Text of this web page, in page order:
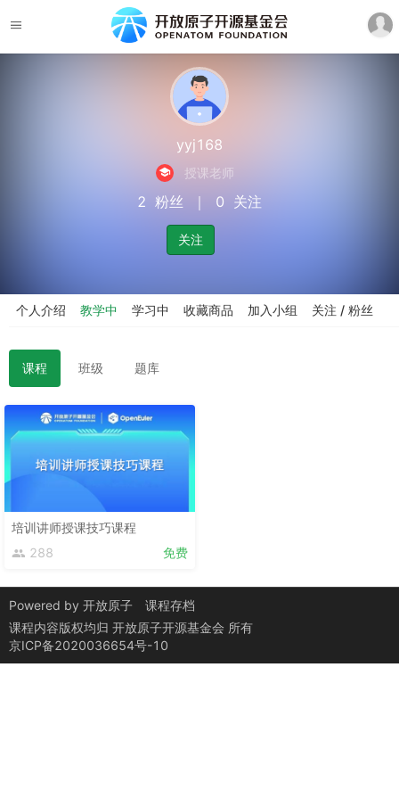
yyj168
授课老师
2 粉丝 ｜ 0 关注
关注
个人介绍 教学中 学习中 收藏商品 加入小组 关注 / 粉丝
课程 班级 题库
培训讲师授课技巧课程
288
免费
Powered by 开放原子
课程存档
课程内容版权均归 开放原子开源基金会 所有
京ICP备2020036654号-10